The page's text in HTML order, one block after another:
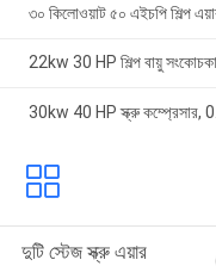
৩০ কিলোওয়াট ৫০ এইচপি শিল্প
22kw 30 HP শিল্প বায়ু
30kw 40 HP স্ক্রু কম্প্রেসার,
দুটি স্টেজ স্ক্রু এয়ার